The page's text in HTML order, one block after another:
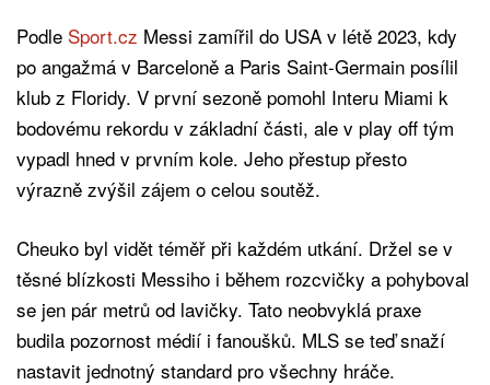
Podle Sport.cz Messi zamířil do USA v létě 2023, kdy
po angažmá v Barceloně a Paris Saint-Germain posílil
klub z Floridy. V první sezoně pomohl Interu Miami k
bodovému rekordu v základní části, ale v play off tým
vypadl hned v prvním kole. Jeho přestup přesto
výrazně zvýšil zájem o celou soutěž.
Cheuko byl vidět téměř při každém utkání. Držel se v
těsné blízkosti Messiho i během rozcvičky a pohyboval
se jen pár metrů od lavičky. Tato neobvyklá praxe
budila pozornost médií i fanoušků. MLS se teď snaží
nastavit jednotný standard pro všechny hráče.